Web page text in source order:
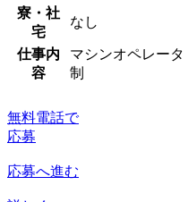
寮・社
宅
なし
仕事内
容
マシンオペレー
制
無料電話で
応募
応募へ進む